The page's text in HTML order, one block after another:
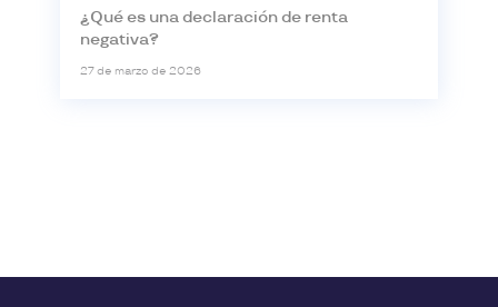
¿Qué es una declaración de renta
negativa?
27 de marzo de 2026